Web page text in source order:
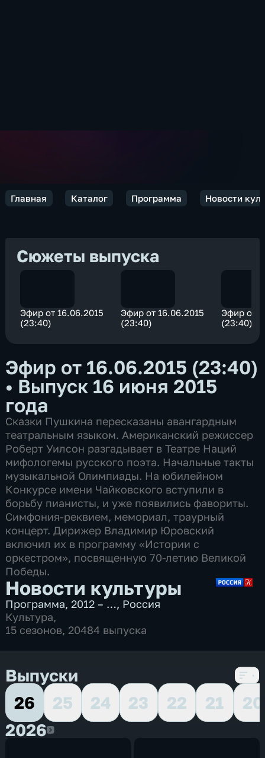
Главная Каталог Программа Новости
Сюжеты выпуска
Эфир от 16.06.2015
(23:40)
Эфир от 16.06.2015
(23:40)
Эфир от
(23:40)
Эфир от 16.06.2015 (23:40)
• Выпуск 16 июня 2015
года
Сказки Пушкина пересказаны авангардным
театральным языком. Американский режиссер
Роберт Уилсон разгадывает в Театре Наций
мифологемы русского поэта. Начальные такты
музыкальной Олимпиады. На юбилейном
Конкурсе имени Чайковского вступили в
борьбу пианисты, и уже появились фавориты.
Симфония-реквием, мемориал, траурный
концерт. Дирижер Владимир Юровский
включил их в программу «Истории с
оркестром», посвященную 70-летию Великой
Победы.
Новости культуры
Программа,2012 – …, Россия
Культура,
15 сезонов, 20484 выпуска
Выпуски
26
25 24 23 22 21
20
20262026